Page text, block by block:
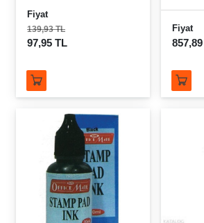
Fiyat
139,93 TL
97,95 TL
Fiyat